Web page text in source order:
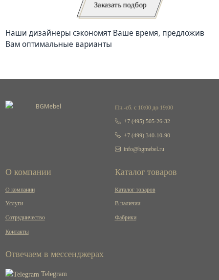
Заказать подбор
Наши дизайнеры сэкономят Ваше время, предложив
Вам оптимальные варианты
Пн.-сб. с 10:00 до 19:00
+7 (495) 505-26-32
+7 (499) 340-10-90
info@bgmebel.ru
О компании
О компании
Услуги
Сотрудничество
Контакты
Каталог товаров
Каталог товаров
В наличии
Фабрики
Отвечаем в мессенджерах
Telegram